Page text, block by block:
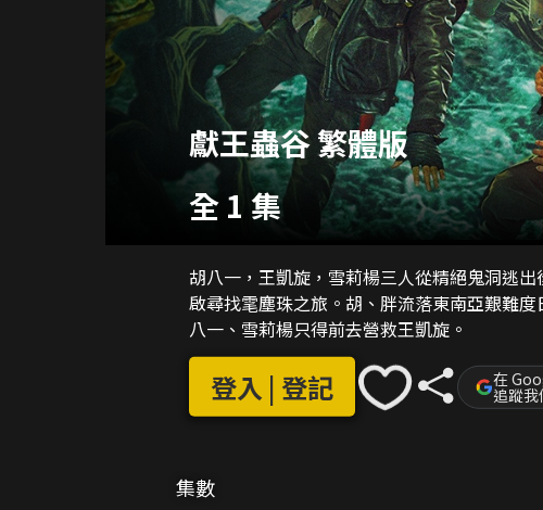
獻王蟲谷 繁體版
全 1 集
胡八一，王凱旋，雪莉楊三人從精絕鬼洞逃
啟尋找雮塵珠之旅。胡、胖流落東南亞艱難
八一、雪莉楊只得前去營救王凱旋。
登入 | 登記 在
追蹤我
集數